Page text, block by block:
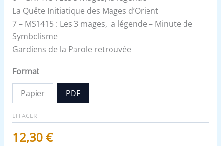
La Quête Initiatique des Mages d’Orient
7 – MS1415 : Les 3 mages, la légende – Minute de
Symbolisme
Gardiens de la Parole retrouvée
Format
Papier PDF
EFFACER
12,30€